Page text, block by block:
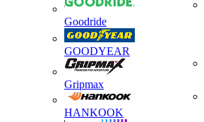
Goodride
GOODYEAR
Gripmax
HANKOOK